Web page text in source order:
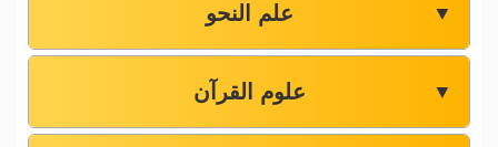
علم النحو ▼
علوم القرآن ▼